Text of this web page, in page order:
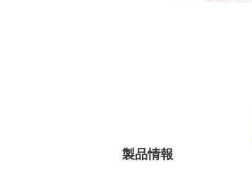
製品情報